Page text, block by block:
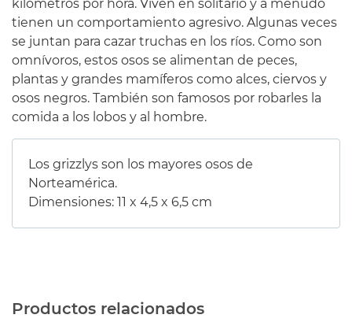
kilómetros por hora. Viven en solitario y a menudo
tienen un comportamiento agresivo. Algunas veces
se juntan para cazar truchas en los ríos. Como son
omnívoros, estos osos se alimentan de peces,
plantas y grandes mamíferos como alces, ciervos y
osos negros. También son famosos por robarles la
comida a los lobos y al hombre.
Los grizzlys son los mayores osos de
Norteamérica.
Dimensiones: 11 x 4,5 x 6,5 cm
Productos relacionados